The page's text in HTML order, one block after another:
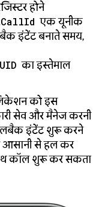
होने
एक यूनीक
इंटेंट बनाते समय,
का इस्तेमाल
को इस
सेव और मैनेज करनी
इंटेंट शुरू करने
से हल कर
कॉल शुरू कर सकता